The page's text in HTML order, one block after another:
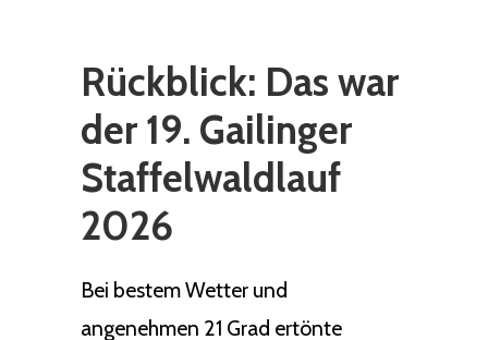
Rückblick: Das war
der 19. Gailinger
Staffelwaldlauf
2026
Bei bestem Wetter und
angenehmen 21 Grad ertönte